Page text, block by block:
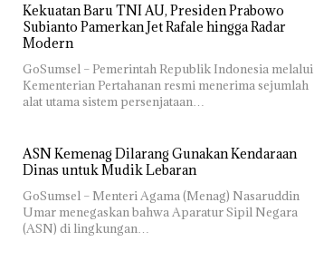
Kekuatan Baru TNI AU, Presiden Prabowo
Subianto Pamerkan Jet Rafale hingga Radar
Modern
GoSumsel – Pemerintah Republik Indonesia melalui
Kementerian Pertahanan resmi menerima sejumlah
alat utama sistem persenjataan…
ASN Kemenag Dilarang Gunakan Kendaraan
Dinas untuk Mudik Lebaran
GoSumsel – Menteri Agama (Menag) Nasaruddin
Umar menegaskan bahwa Aparatur Sipil Negara
(ASN) di lingkungan…